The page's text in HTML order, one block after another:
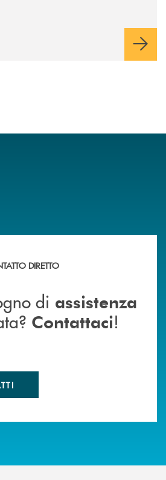
assistenza immediata? Contattaci !
DIRETTO
di assistenza
Contattaci!